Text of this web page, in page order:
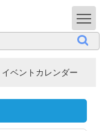
イベントカレンダー